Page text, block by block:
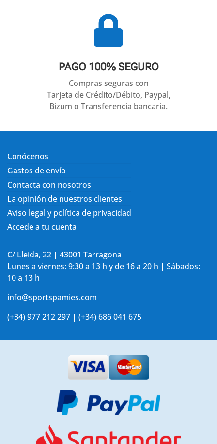

PAGO 100% SEGURO
Compras seguras con
Tarjeta de Crédito/Débito, Paypal,
Bizum o Transferencia bancaria.
Conócenos
Gastos de envío
Contacta con nosotros
La opinión de nuestros clientes
Aviso legal y política de privacidad
Accede a tu cuenta
C/ Lleida, 22 | 43001 Tarragona
Lunes a viernes: 9:30 a 13 h y de 16 a 20 h | Sábados:
10 a 13 h
info@sportspamies.com
(+34) 977 212 297 | (+34) 686 041 675